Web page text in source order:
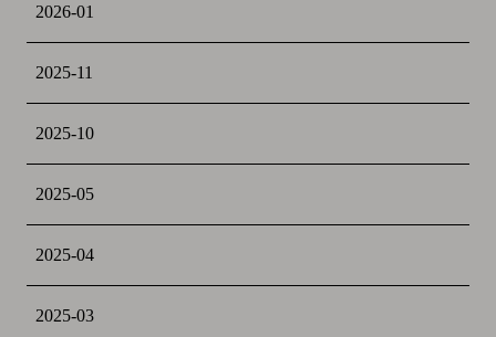
2026-01
2025-11
2025-10
2025-05
2025-04
2025-03